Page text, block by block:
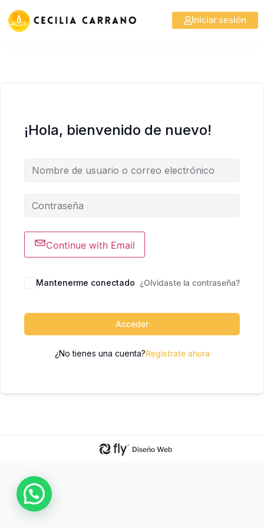
Iniciar sesión
¡Hola, bienvenido de nuevo!
Continue with Email
Mantenerme conectado ¿Olvidaste la contraseña?
Acceder
¿No tienes una cuenta?Regístrate ahora
Diseño Web